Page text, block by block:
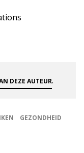
DEZE AUTEUR.
GEZONDHEID